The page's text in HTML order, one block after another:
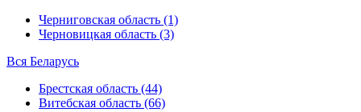
Черниговская область (1)
Черновицкая область (3)
Вся Беларусь
Брестская область (44)
Витебская область (66)